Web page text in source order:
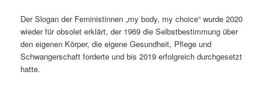
Der Slogan der Feministinnen „my body, my choice“ wurde 2020
wieder für obsolet erklärt, der 1969 die Selbstbestimmung über
den eigenen Körper, die eigene Gesundheit, Pflege und
Schwangerschaft forderte und bis 2019 erfolgreich durchgesetzt
hatte.